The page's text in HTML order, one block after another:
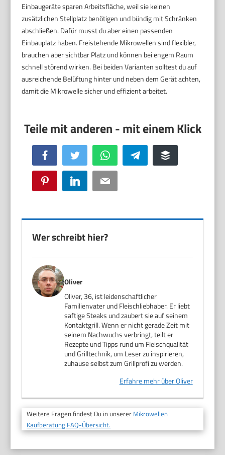
Einbaugeräte sparen Arbeitsfläche, weil sie keinen
zusätzlichen Stellplatz benötigen und bündig mit Schränken
abschließen. Dafür musst du aber einen passenden
Einbauplatz haben. Freistehende Mikrowellen sind flexibler,
brauchen aber sichtbar Platz und können bei engem Raum
schnell störend wirken. Bei beiden Varianten solltest du auf
ausreichende Belüftung hinter und neben dem Gerät achten,
damit die Mikrowelle sicher und effizient arbeitet.
Facebook Twitter WhatsApp Telegram Buffer
Pinterest LinkedIn Email
Wer schreibt hier?
Oliver
Oliver, 36, ist leidenschaftlicher
Familienvater und Fleischliebhaber. Er liebt
saftige Steaks und zaubert sie auf seinem
Kontaktgrill. Wenn er nicht gerade Zeit mit
seinem Nachwuchs verbringt, teilt er
Rezepte und Tipps rund um Fleischqualität
und Grilltechnik, um Leser zu inspirieren,
zuhause selbst zum Grillprofi zu werden.
Erfahre mehr über Oliver
Weitere Fragen findest Du in unserer Mikrowellen
Kaufberatung FAQ-Übersicht.